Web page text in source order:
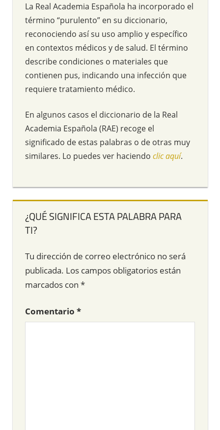
La Real Academia Española ha incorporado el
término “purulento” en su diccionario,
reconociendo así su uso amplio y específico
en contextos médicos y de salud. El término
describe condiciones o materiales que
contienen pus, indicando una infección que
requiere tratamiento médico.
En algunos casos el diccionario de la Real
Academia Española (RAE) recoge el
significado de estas palabras o de otras muy
similares. Lo puedes ver haciendo clic aquí.
¿QUÉ SIGNIFICA ESTA PALABRA PARA
TI?
Tu dirección de correo electrónico no será
publicada. Los campos obligatorios están
marcados con *
Comentario *